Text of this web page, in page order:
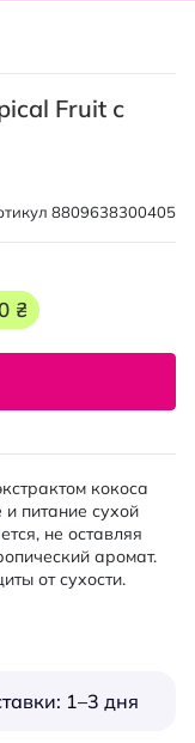
Fruit с
8809638300405
₴
кокоса
питание сухой
не оставляя
аромат.
от сухости.
1–3 дня